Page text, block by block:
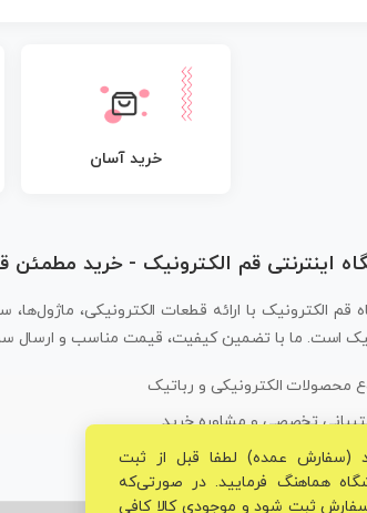
خرید آسان
اینترنتی قم الکترونیک - خرید مطمئن
قم الکترونیک با ارائه قطعات الکترونیکی،
است. ما با تضمین کیفیت، قیمت مناسب و ارسال
محصولات الکترونیکی و رباتیک
تخصصی و مشاوره خرید
(سفارش عمده) لطفا قبل از ثبت
هماهنگ فرمایید. در صورتی‌که
ثبت شود و موجودی کالا کافی